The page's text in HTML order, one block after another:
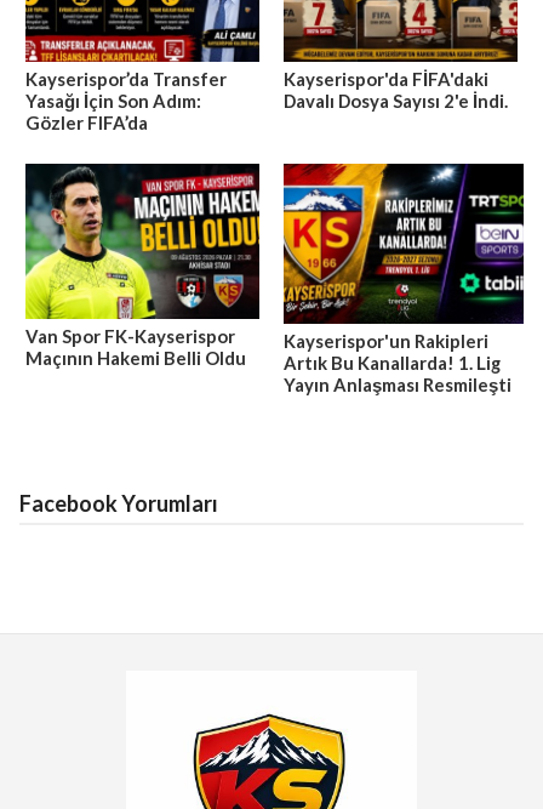
Kayserispor’da Transfer
Yasağı İçin Son Adım:
Gözler FIFA’da
Kayserispor'da FİFA'daki
Davalı Dosya Sayısı 2'e İndi.
Van Spor FK-Kayserispor
Maçının Hakemi Belli Oldu
Kayserispor'un Rakipleri
Artık Bu Kanallarda! 1. Lig
Yayın Anlaşması Resmileşti
Facebook Yorumları